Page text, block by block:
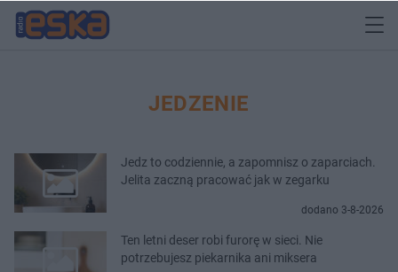
JEDZENIE
Jedz to codziennie, a zapomnisz o zaparciach.
Jelita zaczną pracować jak w zegarku
dodano 3-8-2026
Ten letni deser robi furorę w sieci. Nie
potrzebujesz piekarnika ani miksera